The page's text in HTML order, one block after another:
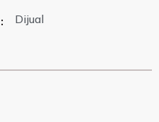
: Dijual